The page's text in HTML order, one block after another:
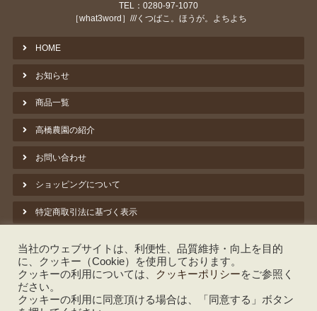
TEL：0280-97-1070
［what3word］///くつばこ。ほうが。よちよち
HOME
お知らせ
商品一覧
高橋農園の紹介
お問い合わせ
ショッピングについて
特定商取引法に基づく表示
クッキーポリシー
脱炭素への取組み ①バイオマス暖房
当社のウェブサイトは、利便性、品質維持・向上を目的
に、クッキー（Cookie）を使用しております。
クッキーの利用については、
クッキーポリシーをご参照く
ださい。
クッキーの利用に同意頂ける場合は、「同意する」ボタン